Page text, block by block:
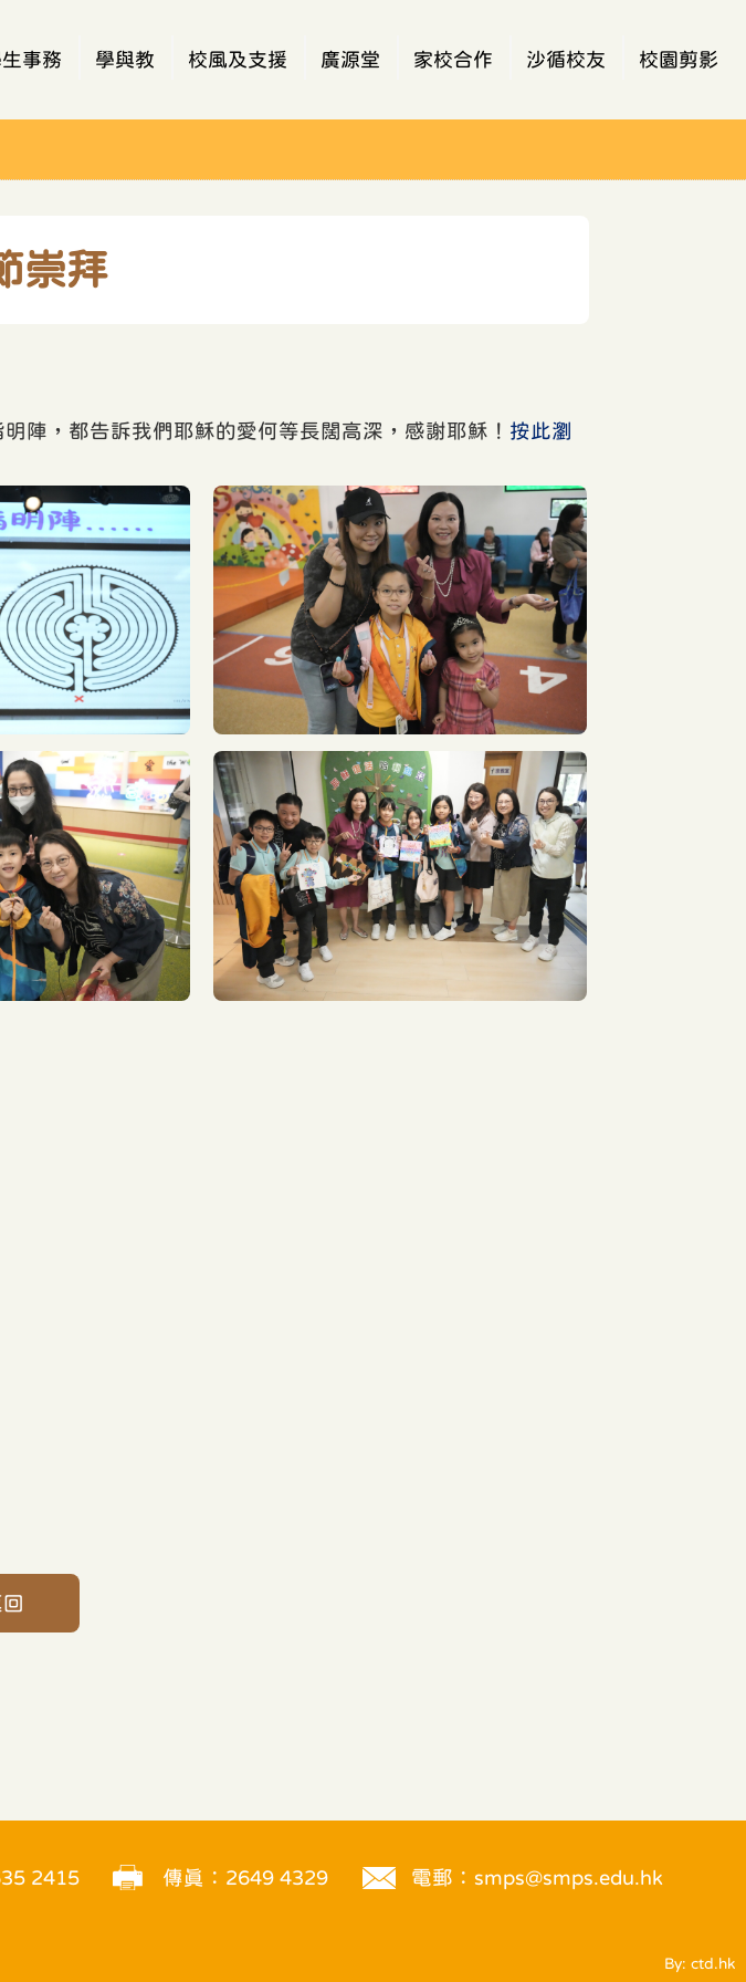
事務 學與教 校風及支援 廣源堂 家校合作 沙循校友 校園剪影
崇拜
陣，都告訴我們耶穌的愛何等長闊高深，感謝耶穌！ 按此瀏
2415 傳真：2649 4329 電郵： smps@smps.edu.hk
By: ctd.hk